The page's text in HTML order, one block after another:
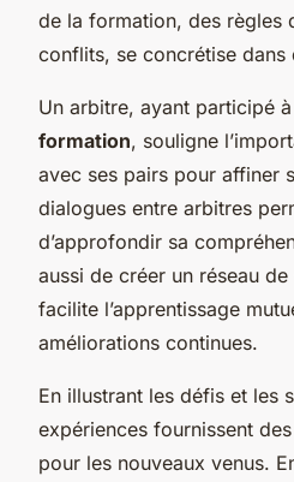
de la formation, des règles
conflits, se concrétise dans
Un arbitre, ayant participé
formation, souligne
avec ses pairs pour affiner
dialogues entre arbitres
d’approfondir sa
aussi de créer un réseau
facilite l’apprentissage
améliorations continues.
En illustrant les défis et les
expériences fournissent
pour les nouveaux venus.